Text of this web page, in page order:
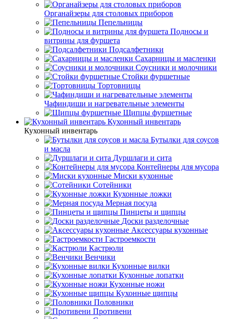
Органайзеры для столовых приборов
Пепельницы
Подносы и
витрины для фуршета
Подсалфетники
Сахарницы и масленки
Соусники и молочники
Стойки фуршетные
Тортовницы
Чафиндиши и нагревательные элементы
Щипцы фуршетные
Кухонный инвентарь
Кухонный инвентарь
Бутылки для соусов
и масла
Дуршлаги и сита
Контейнеры для мусора
Миски кухонные
Сотейники
Кухонные ложки
Мерная посуда
Пинцеты и щипцы
Доски разделочные
Аксессуары кухонные
Гастроемкости
Кастрюли
Венчики
Кухонные вилки
Кухонные лопатки
Кухонные ножи
Кухонные щипцы
Половники
Противени